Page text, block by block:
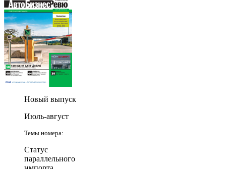
Новый выпуск
Июль-август
Темы номера:
Статус
параллельного